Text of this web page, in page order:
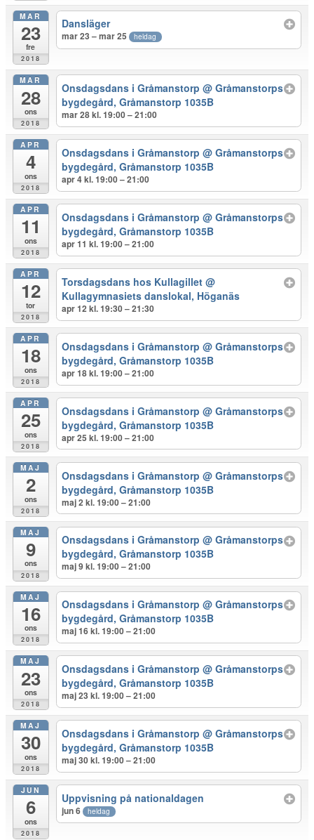
MAR
23
fre
2018
Dansläger
mar 23 – mar 25 heldag
MAR
28
ons
2018
Onsdagsdans i Gråmanstorp@ Gråmanstorps
bygdegård, Gråmanstorp 1035B
mar 28 kl. 19:00 – 21:00
APR
4
ons
2018
Onsdagsdans i Gråmanstorp@ Gråmanstorps
bygdegård, Gråmanstorp 1035B
apr 4 kl. 19:00 – 21:00
APR
11
ons
2018
Onsdagsdans i Gråmanstorp@ Gråmanstorps
bygdegård, Gråmanstorp 1035B
apr 11 kl. 19:00 – 21:00
APR
12
tor
2018
Torsdagsdans hos Kullagillet@
Kullagymnasiets danslokal, Höganäs
apr 12 kl. 19:30 – 21:30
APR
18
ons
2018
Onsdagsdans i Gråmanstorp@ Gråmanstorps
bygdegård, Gråmanstorp 1035B
apr 18 kl. 19:00 – 21:00
APR
25
ons
2018
Onsdagsdans i Gråmanstorp@ Gråmanstorps
bygdegård, Gråmanstorp 1035B
apr 25 kl. 19:00 – 21:00
MAJ
2
ons
2018
Onsdagsdans i Gråmanstorp@ Gråmanstorps
bygdegård, Gråmanstorp 1035B
maj 2 kl. 19:00 – 21:00
MAJ
9
ons
2018
Onsdagsdans i Gråmanstorp@ Gråmanstorps
bygdegård, Gråmanstorp 1035B
maj 9 kl. 19:00 – 21:00
MAJ
16
ons
2018
Onsdagsdans i Gråmanstorp@ Gråmanstorps
bygdegård, Gråmanstorp 1035B
maj 16 kl. 19:00 – 21:00
MAJ
23
ons
2018
Onsdagsdans i Gråmanstorp@ Gråmanstorps
bygdegård, Gråmanstorp 1035B
maj 23 kl. 19:00 – 21:00
MAJ
30
ons
2018
Onsdagsdans i Gråmanstorp@ Gråmanstorps
bygdegård, Gråmanstorp 1035B
maj 30 kl. 19:00 – 21:00
JUN
6
ons
2018
Uppvisning på nationaldagen
jun 6 heldag